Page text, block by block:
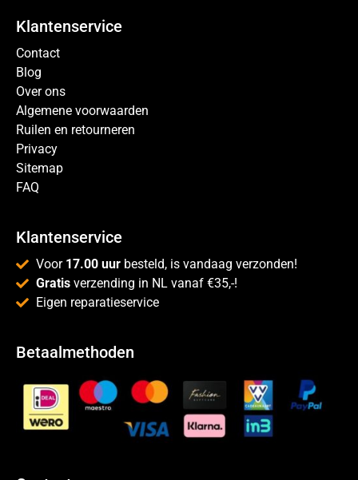
Klantenservice
Contact
Blog
Over ons
Algemene voorwaarden
Ruilen en retourneren
Privacy
Sitemap
FAQ
Klantenservice
Voor 17.00 uur besteld, is vandaag verzonden!
Gratis verzending in NL vanaf €35,-!
Eigen reparatieservice
Betaalmethoden